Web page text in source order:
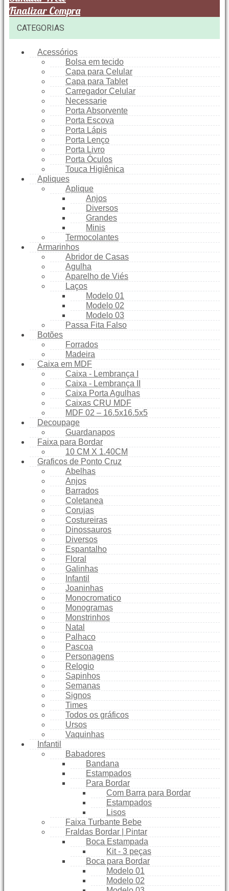
Finalizar Compra
CATEGORIAS
Acessórios
Bolsa em tecido
Capa para Celular
Capa para Tablet
Carregador Celular
Necessarie
Porta Absorvente
Porta Escova
Porta Lápis
Porta Lenço
Porta Livro
Porta Óculos
Touca Higiênica
Apliques
Aplique
Anjos
Diversos
Grandes
Minis
Termocolantes
Armarinhos
Abridor de Casas
Agulha
Aparelho de Viés
Laços
Modelo 01
Modelo 02
Modelo 03
Passa Fita Falso
Botões
Forrados
Madeira
Caixa em MDF
Caixa - Lembrança I
Caixa - Lembrança II
Caixa Porta Agulhas
Caixas CRU MDF
MDF 02 – 16.5x16.5x5
Decoupage
Guardanapos
Faixa para Bordar
10 CM X 1.40CM
Graficos de Ponto Cruz
Abelhas
Anjos
Barrados
Coletanea
Corujas
Costureiras
Dinossauros
Diversos
Espantalho
Floral
Galinhas
Infantil
Joaninhas
Monocromatico
Monogramas
Monstrinhos
Natal
Palhaco
Pascoa
Personagens
Relogio
Sapinhos
Semanas
Signos
Times
Todos os gráficos
Ursos
Vaquinhas
Infantil
Babadores
Bandana
Estampados
Para Bordar
Com Barra para Bordar
Estampados
Lisos
Faixa Turbante Bebe
Fraldas Bordar | Pintar
Boca Estampada
Kit - 3 peças
Boca para Bordar
Modelo 01
Modelo 02